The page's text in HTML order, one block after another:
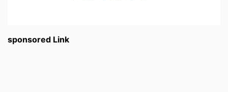
sponsored Link